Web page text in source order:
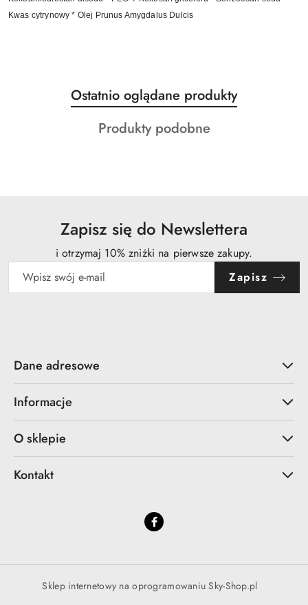
Kwas cytrynowy * Olej Prunus Amygdalus Dulcis
Pomiń karuzelę produktów
Produkty
o
statusie:
Ostatnio oglądane produkty
Produkty
Produkty podobne
Zapisz się do Newslettera
i otrzymaj 10% zniżki na pierwsze zakupy.
Zapisz
Dane adresowe
Informacje
O sklepie
Kontakt
Sklep internetowy na oprogramowaniu Sky-Shop.pl